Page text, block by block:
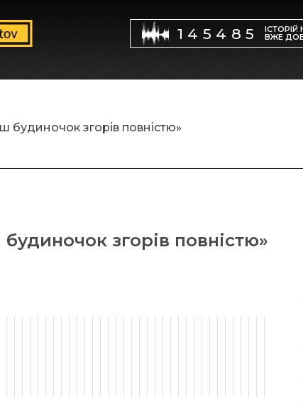
145485 ІСТОРІЙ
ВЖЕ
згорів повністю»
будиночок згорів повністю»